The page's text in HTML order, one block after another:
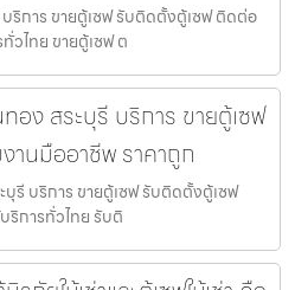
ริการ ขายตู้เซฟ รับติดตั้งตู้เซฟ ติดต่อ
วไทย ขายตู้เซฟ ต
อง สระบุรี บริการ ขายตู้เซฟ
นมืออาชีพ ราคาถูก
รี บริการ ขายตู้เซฟ รับติดตั้งตู้เซฟ
การทั่วไทย รับติ